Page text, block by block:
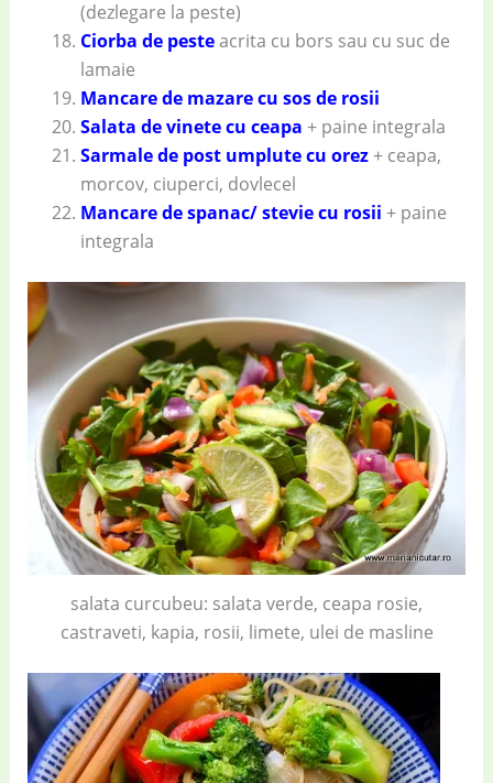
(dezlegare la peste)
Ciorba de pesteacrita cu bors sau cu suc de
lamaie
Mancare de mazare cu sos de rosii
Salata de vinete cu ceapa + paine integrala
Sarmale de post umplute cu orez+ ceapa,
morcov, ciuperci, dovlecel
Mancare de spanac/ stevie cu rosii + paine
integrala
salata curcubeu: salata verde, ceapa rosie,
castraveti, kapia, rosii, limete, ulei de masline